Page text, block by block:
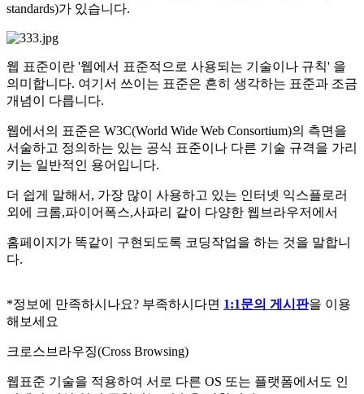
standards)가 있습니다.
웹 표준이란 '웹에서 표준적으로 사용되는 기술이나 규칙' 을
의미합니다. 여기서 쓰이는 표준은 흔히 생각하는 표준과 조금
개념이 다릅니다.
웹에서의 표준은 W3C(World Wide Web Consortium)의 측면을
서술하고 정의하는 있는 공식 표준이나 다른 기술 규격을 가리
키는 일반적인 용어입니다.
더 쉽게 말해서, 가장 많이 사용하고 있는 인터넷 익스플로러
외에 크롬,파이어폭스,사파리 같이 다양한 웹브라우저에서
홈페이지가 똑같이 구현되도록 코딩작업을 하는 것을 말합니
다.
*정보에 만족하시나요? 부족하시다면 1:1문의 게시판을 이용
해보세요
크로스브라우징(Cross Browsing)
웹표준 기술을 적용하여 서로 다른 OS 또는 플랫폼에서도 인